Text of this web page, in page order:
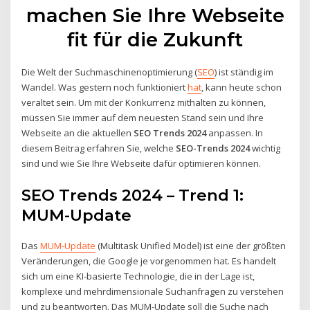
machen Sie Ihre Webseite
fit für die Zukunft
Die Welt der Suchmaschinenoptimierung (SEO) ist ständig im
Wandel. Was gestern noch funktionierthat, kann heute schon
veraltet sein. Um mit der Konkurrenz mithalten zu können,
müssen Sie immer auf dem neuesten Stand sein und Ihre
Webseite an die aktuellen SEO Trends 2024anpassen. In
diesem Beitrag erfahren Sie, welche SEO-Trends 2024wichtig
sind und wie Sie Ihre Webseite dafür optimieren können.
SEO Trends 2024 – Trend 1:
MUM-Update
DasMUM-Update (Multitask Unified Model) ist eine der größten
Veränderungen, die Google je vorgenommen hat. Es handelt
sich um eine KI-basierte Technologie, die in der Lage ist,
komplexe und mehrdimensionale Suchanfragen zu verstehen
und zu beantworten. Das MUM-Update soll die Suche nach